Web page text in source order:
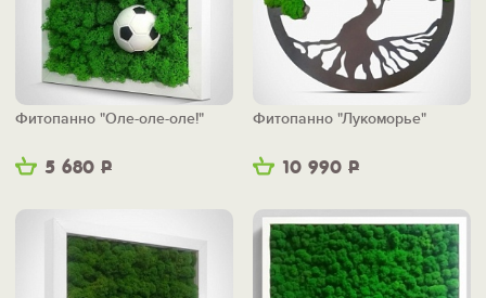
5 680 Р
Фитопанно "Оле-оле-оле!"
10 990 Р
Фитопанно "Лукоморье"